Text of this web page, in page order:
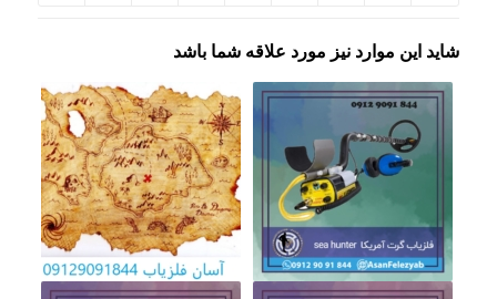
شاید این موارد نیز مورد علاقه شما باشد